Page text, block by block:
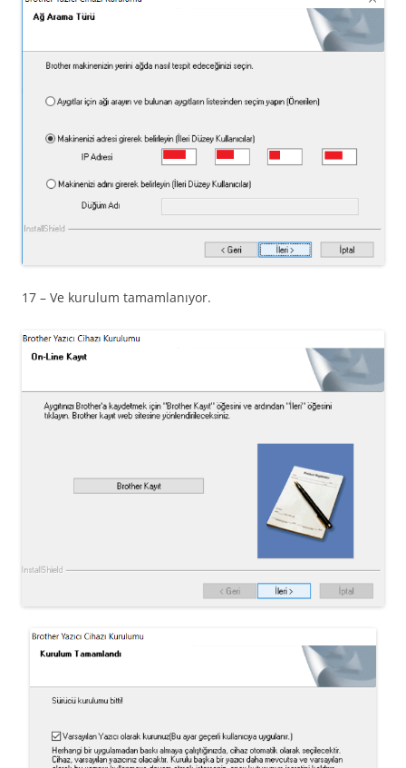
17 – Ve kurulum tamamlanıyor.